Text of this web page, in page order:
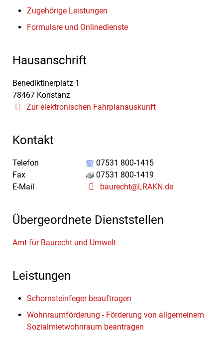
Zugehörige Leistungen
Formulare und Onlinedienste
Hausanschrift
Benediktinerplatz 1
78467 Konstanz
Zur elektronischen Fahrplanauskunft
Kontakt
Telefon
07531 800-1415
Fax
07531 800-1419
E-Mail
baurecht@LRAKN.de
Übergeordnete Dienststellen
Amt für Baurecht und Umwelt
Leistungen
Schornsteinfeger beauftragen
Wohnraumförderung - Förderung von allgemeinem
Sozialmietwohnraum beantragen